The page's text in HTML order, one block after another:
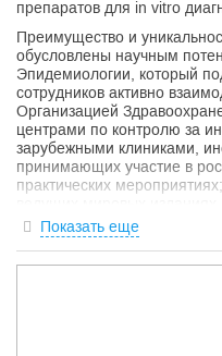
препаратов для in vitro
Преимущество и
обусловлены научным
Эпидемиологии, который
сотрудников активно
Организацией
центрами по контролю за
зарубежными клиниками,
принимающих участие в
практических
Более 700
профессора, кандидаты и
свой вклад в улучшение
Показать еще